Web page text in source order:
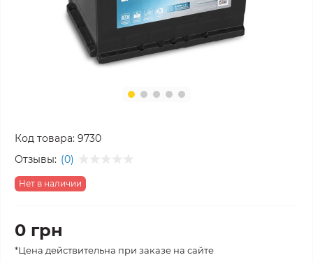
Код товара: 9730
Отзывы: (0)
Нет в наличии
0 грн
*Цена действительна при заказе на сайте